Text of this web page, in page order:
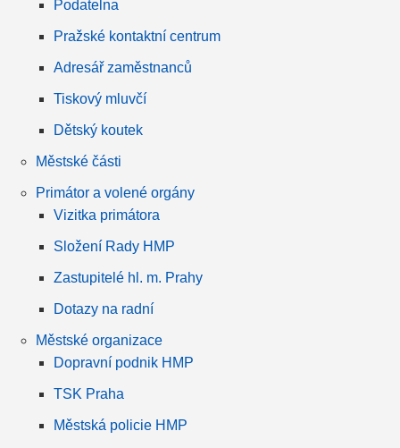
Podatelna
Pražské kontaktní centrum
Adresář zaměstnanců
Tiskový mluvčí
Dětský koutek
Městské části
Primátor a volené orgány
Vizitka primátora
Složení Rady HMP
Zastupitelé hl. m. Prahy
Dotazy na radní
Městské organizace
Dopravní podnik HMP
TSK Praha
Městská policie HMP